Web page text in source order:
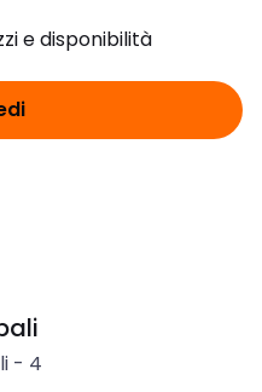
e disponibilità
- 4